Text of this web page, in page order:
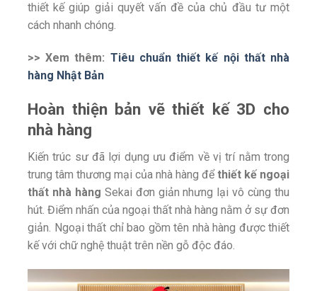
thiết kế giúp giải quyết vấn đề của chủ đầu tư một
cách nhanh chóng.
>> Xem thêm: Tiêu chuẩn thiết kế nội thất nhà
hàng Nhật Bản
Hoàn thiện bản vẽ thiết kế 3D cho
nhà hàng
Kiến trúc sư đã lợi dụng ưu điểm về vị trí nằm trong
trung tâm thương mại của nhà hàng đểthiết kế ngoại
thất nhà hàng Sekai đơn giản nhưng lại vô cùng thu
hút. Điểm nhấn của ngoại thất nhà hàng nằm ở sự đơn
giản. Ngoại thất chỉ bao gồm tên nhà hàng được thiết
kế với chữ nghệ thuật trên nền gỗ độc đáo.